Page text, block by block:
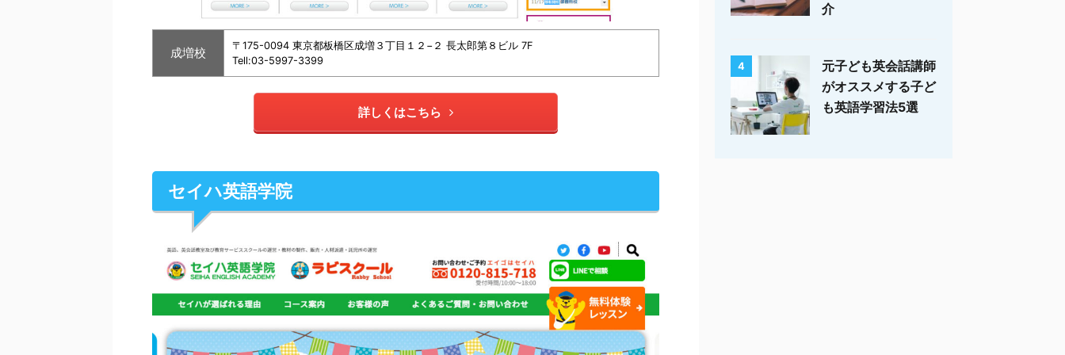
成増校
〒175-0094 東京都板橋区成増３丁目１２−２ 長太郎第８ビル 7F
Tell:03-5997-3399
詳しくはこちら
セイハ英語学院
介
4
元子ども英会話講師
がオススメする子ど
も英語学習法5選